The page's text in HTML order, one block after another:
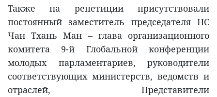
Также на репетиции присутствовали
постоянный заместитель председателя НС
Чан Тхань Ман – глава организационного
комитета 9-й Глобальной конференции
молодых парламентариев, руководители
соответствующих министерств, ведомств и
отраслей, Представители